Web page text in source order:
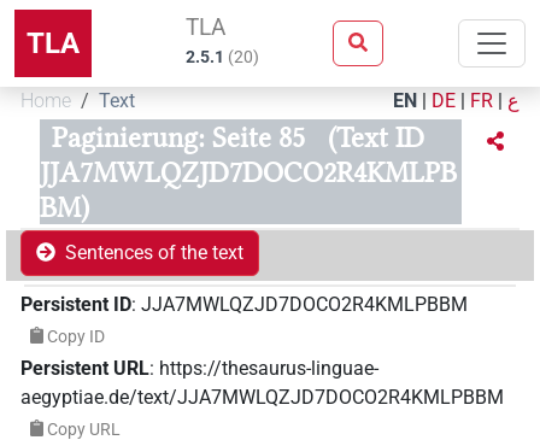
TLA TLA
2.5.1 (20)
Home Text EN | DE | FR | ع
Paginierung: Seite 85
(Text ID
JJA7MWLQZJD7DOCO2R4KMLPB
BM)
Sentences of the text
Persistent ID: JJA7MWLQZJD7DOCO2R4KMLPBBM
Copy ID
Persistent URL: https://thesaurus-linguae-
aegyptiae.de/text/JJA7MWLQZJD7DOCO2R4KMLPBBM
Copy URL